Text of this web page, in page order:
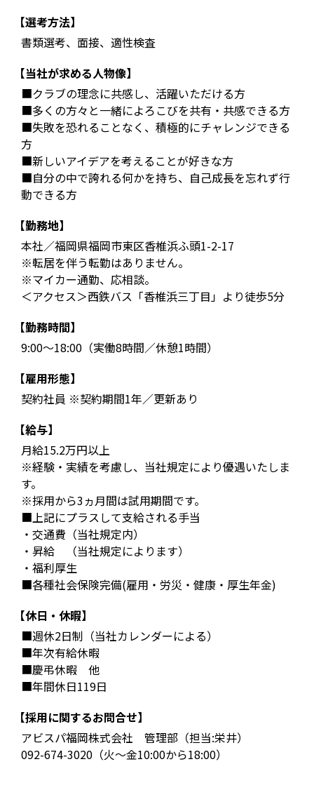
【選考方法】
書類選考、面接、適性検査
【当社が求める人物像】
■クラブの理念に共感し、活躍いただける方
■多くの方々と一緒によろこびを共有・共感できる方
■失敗を恐れることなく、積極的にチャレンジできる
方
■新しいアイデアを考えることが好きな方
■自分の中で誇れる何かを持ち、自己成長を忘れず行
動できる方
【勤務地】
本社／福岡県福岡市東区香椎浜ふ頭1-2-17
※転居を伴う転勤はありません。
※マイカー通勤、応相談。
＜アクセス＞西鉄バス「香椎浜三丁目」より徒歩5分
【勤務時間】
9:00～18:00（実働8時間／休憩1時間）
【雇用形態】
契約社員 ※契約期間1年／更新あり
【給与】
月給15.2万円以上
※経験・実績を考慮し、当社規定により優遇いたしま
す。
※採用から3ヵ月間は試用期間です。
■上記にプラスして支給される手当
・交通費（当社規定内）
・昇給 （当社規定によります）
・福利厚生
■各種社会保険完備(雇用・労災・健康・厚生年金)
【休日・休暇】
■週休2日制（当社カレンダーによる）
■年次有給休暇
■慶弔休暇 他
■年間休日119日
【採用に関するお問合せ】
アビスパ福岡株式会社 管理部（担当:栄井）
092-674-3020（火～金10:00から18:00）